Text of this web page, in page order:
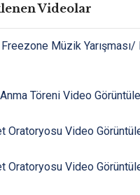
Videolar
Müzik
Töreni Video
Oratoryosu Video
Oratoryosu Video